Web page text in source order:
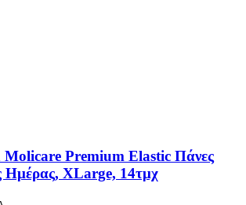
Premium Elastic Πάνες
Ημέρας, XLarge, 14τμχ